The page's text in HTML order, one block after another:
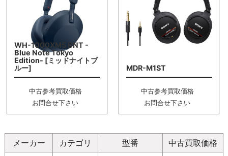
WH-1000XM5 BNT -
Blue Note Tokyo
Edition- [ミッドナイトブ
ルー]
中古参考買取価格
お問合せ下さい
MDR-M1ST
中古参考買取価格
お問合せ下さい
メーカー カテゴリ 型番
中古買取価格